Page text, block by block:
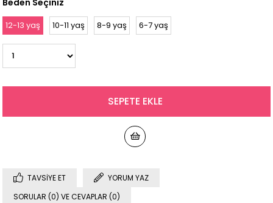
Beden Seçiniz
12-13 yaş 10-11 yaş 8-9 yaş 6-7 yaş
TAVSIYE ET
YORUM YAZ
SORULAR (0) VE CEVAPLAR (0)